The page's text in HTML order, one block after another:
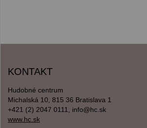
KONTAKT
Hudobné centrum
Michalská 10, 815 36 Bratislava 1
+421 (2) 2047 0111, info@hc.sk
www.hc.sk